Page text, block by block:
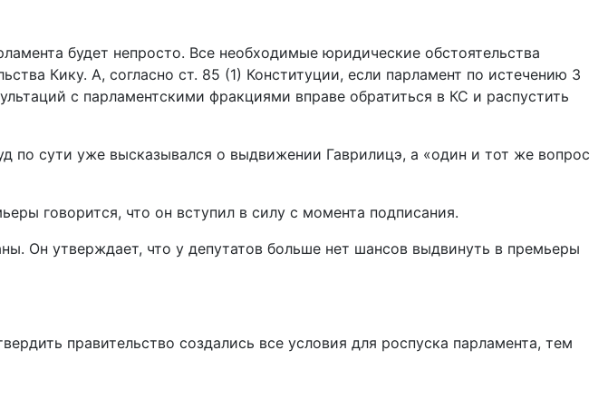
будет непросто. Все необходимые юридические обстоятельства
Кику. А, согласно ст. 85 (1) Конституции, если парламент по истечению 3
с парламентскими фракциями вправе обратиться в КС и распустить
по сути уже высказывался о выдвижении Гаврилицэ, а «один и тот же вопрос
говорится, что он вступил в силу с момента подписания.
Он утверждает, что у депутатов больше нет шансов выдвинуть в премьеры
правительство создались все условия для роспуска парламента, тем